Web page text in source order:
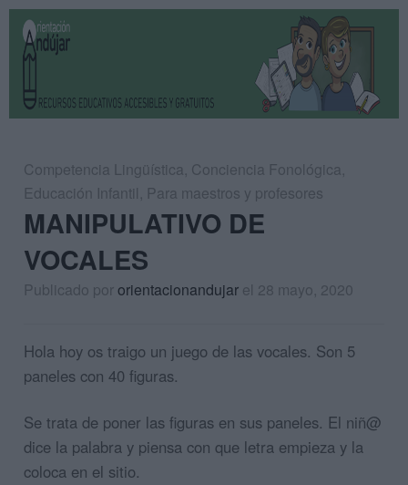
Competencia Lingüística, Conciencia Fonológica,
Educación Infantil, Para maestros y profesores
MANIPULATIVO DE
VOCALES
Publicado pororientacionandujar el 28 mayo, 2020
Hola hoy os traigo un juego de las vocales. Son 5
paneles con 40 figuras.
Se trata de poner las figuras en sus paneles. El niñ@
dice la palabra y piensa con que letra empieza y la
coloca en el sitio.